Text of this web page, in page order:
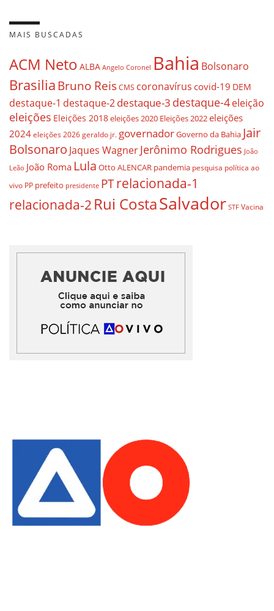
MAIS BUSCADAS
ACM Neto ALBA Angelo Coronel Bahia Bolsonaro
BrasiliaBruno ReisCMS coronavírus covid-19 DEM
destaque-1 destaque-2destaque-3 destaque-4eleição
eleições Eleições 2018eleições 2020 Eleições 2022eleições
2024 eleições 2026 geraldo jr. governadorGoverno da Bahia Jair
Bolsonaro Jaques WagnerJerônimo Rodrigues João
Leão João Roma Lula Otto ALENCAR pandemia pesquisa política ao
vivo PP prefeito presidente PTrelacionada-1
relacionada-2 Rui CostaSalvador STF Vacina